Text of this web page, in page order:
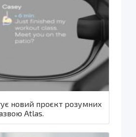
новий проєкт розумних
Atlas.